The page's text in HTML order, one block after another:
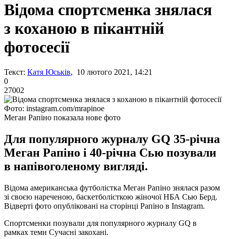
Відома спортсменка знялася
з коханою в пікантній
фотосесії
Текст: Катя Юськів, 10 лютого 2021, 14:21
0
27002
Фото: instagram.com/mrapinoe
Меган Рапіно показала нове фото
Для популярного журналу GQ 35-річна
Меган Рапіно і 40-річна Сью позували
в напівоголеному вигляді.
Відома американська футболістка Меган Рапіно знялася разом
зі своєю нареченою, баскетболісткою жіночої НБА Сью Берд.
Відверті фото опубліковані на сторінці Рапіно в Instagram.
Спортсменки позували для популярного журналу GQ в
рамках теми Сучасні закохані.